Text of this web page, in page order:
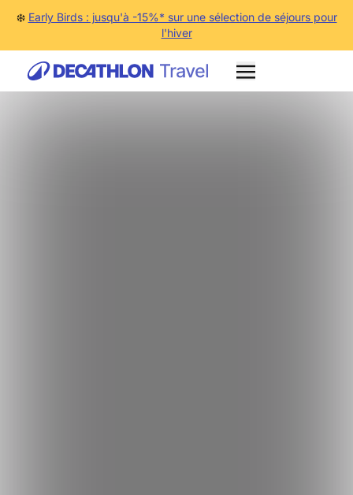
❄️ Early Birds : jusqu'à -15%* sur une sélection de séjours pour
l'hiver